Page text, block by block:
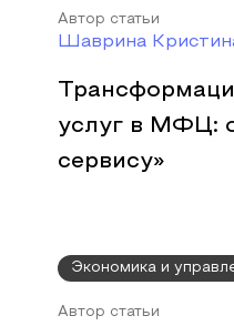
Автор статьи
Шаврина
услуг в МФЦ:
сервису»
Экономика и
Автор статьи